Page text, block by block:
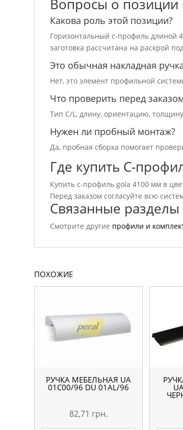
Вопросы о позиции
Какова роль этой позиции?
Горизонтальный c-профиль длиной
заготовка рассчитана на раскрой
Это обычная накладная
Нет, это элемент профильной
Что проверить перед
Тип C/L, длину, ориентацию,
Нужен ли пробный монтаж?
Да, пробная сборка помогает
Где купить C-
Купить c-профиль gola 4100 мм в
Перед заказом согласуйте всю
Связанные разделы
Смотрите другие профили и
ПОХОЖИЕ
РУЧКА МЕБЕЛЬНАЯ UA
01С00/96 DU 01AL/96
82,71 грн.